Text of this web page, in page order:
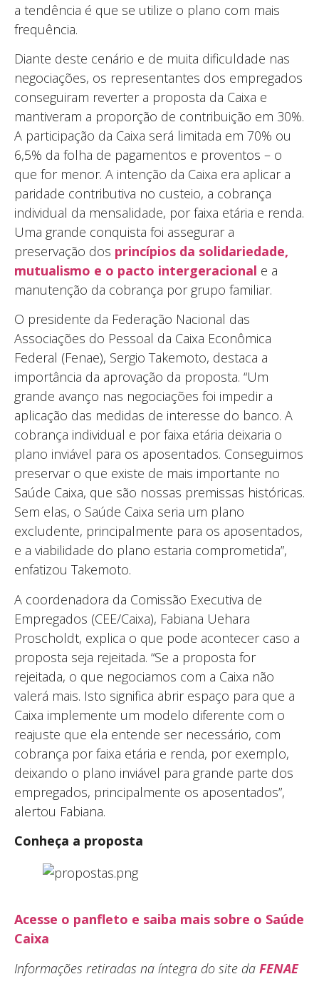
a tendência é que se utilize o plano com mais
frequência.
Diante deste cenário e de muita dificuldade nas
negociações, os representantes dos empregados
conseguiram reverter a proposta da Caixa e
mantiveram a proporção de contribuição em 30%.
A participação da Caixa será limitada em 70% ou
6,5% da folha de pagamentos e proventos – o
que for menor. A intenção da Caixa era aplicar a
paridade contributiva no custeio, a cobrança
individual da mensalidade, por faixa etária e renda.
Uma grande conquista foi assegurar a
preservação dos princípios da solidariedade,
mutualismo e o pacto intergeracional e a
manutenção da cobrança por grupo familiar.
O presidente da Federação Nacional das
Associações do Pessoal da Caixa Econômica
Federal (Fenae), Sergio Takemoto, destaca a
importância da aprovação da proposta. “Um
grande avanço nas negociações foi impedir a
aplicação das medidas de interesse do banco. A
cobrança individual e por faixa etária deixaria o
plano inviável para os aposentados. Conseguimos
preservar o que existe de mais importante no
Saúde Caixa, que são nossas premissas históricas.
Sem elas, o Saúde Caixa seria um plano
excludente, principalmente para os aposentados,
e a viabilidade do plano estaria comprometida”,
enfatizou Takemoto.
A coordenadora da Comissão Executiva de
Empregados (CEE/Caixa), Fabiana Uehara
Proscholdt, explica o que pode acontecer caso a
proposta seja rejeitada. “Se a proposta for
rejeitada, o que negociamos com a Caixa não
valerá mais. Isto significa abrir espaço para que a
Caixa implemente um modelo diferente com o
reajuste que ela entende ser necessário, com
cobrança por faixa etária e renda, por exemplo,
deixando o plano inviável para grande parte dos
empregados, principalmente os aposentados”,
alertou Fabiana.
Conheça a proposta
Acesse o panfleto e saiba mais sobre o Saúde
Caixa
Informações retiradas na íntegra do site da FENAE